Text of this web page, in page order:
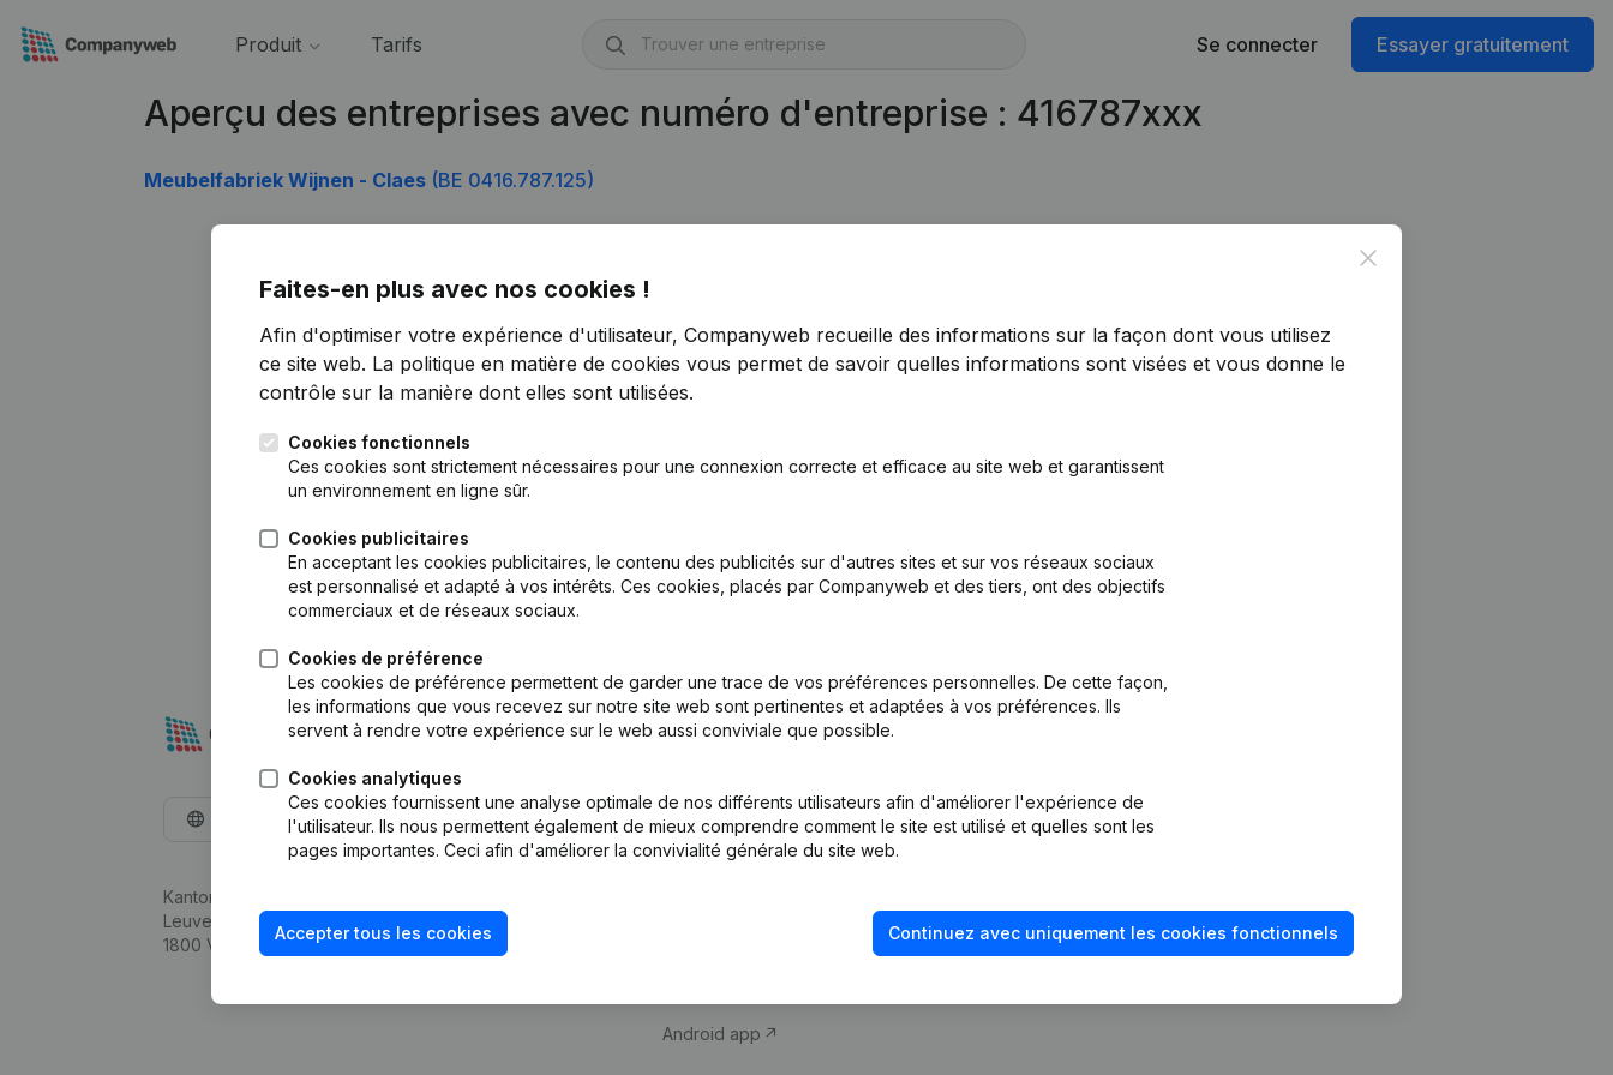
Produit Tarifs Se connecter Essayer gratuitement
Aperçu des entreprises avec numéro d'entreprise : 416787xxx
Meubelfabriek Wijnen - Claes (BE 0416.787.125)
Close
Faites-en plus avec nos cookies !
Afin d'optimiser votre expérience d'utilisateur, Companyweb recueille des informations sur la façon dont vous utilisez
ce site web. La politique en matière de cookies vous permet de savoir quelles informations sont visées et vous donne le
contrôle sur la manière dont elles sont utilisées.
Cookies fonctionnels
Ces cookies sont strictement nécessaires pour une connexion correcte et efficace au site web et garantissent
un environnement en ligne sûr.
Cookies publicitaires
En acceptant les cookies publicitaires, le contenu des publicités sur d'autres sites et sur vos réseaux sociaux
est personnalisé et adapté à vos intérêts. Ces cookies, placés par Companyweb et des tiers, ont des objectifs
commerciaux et de réseaux sociaux.
Cookies de préférence
Les cookies de préférence permettent de garder une trace de vos préférences personnelles. De cette façon,
les informations que vous recevez sur notre site web sont pertinentes et adaptées à vos préférences. Ils
servent à rendre votre expérience sur le web aussi conviviale que possible.
Cookies analytiques
Ces cookies fournissent une analyse optimale de nos différents utilisateurs afin d'améliorer l'expérience de
l'utilisateur. Ils nous permettent également de mieux comprendre comment le site est utilisé et quelles sont les
pages importantes. Ceci afin d'améliorer la convivialité générale du site web.
Accepter tous les cookies Continuez avec uniquement les cookies fonctionnels
Français
Kantorenpark Everest
Leuvensesteenweg 248D,
1800 Vilvoorde
Produit
d’entreprise
Monitoring
Android app
fraude
Consulter des comptes annuels
Vérification de la solvabilité